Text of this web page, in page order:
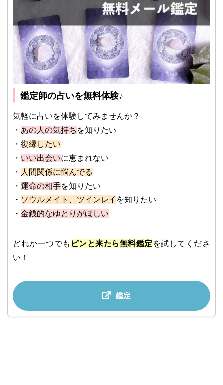
鑑定師の占いを無料体験♪
気軽に占いを体験してみませんか？
・ あの人の気持ち を知りたい
・ 復縁したい
・ いい出会いに恵まれない
・ 人間関係に悩んでる
・ 運命の相手を知りたい
・ ソウルメイト、ツインレイ を知りたい
・ 金銭的なゆとりがほしい
どれか一つでも ピンと来たら無料鑑定 を試してくださ
い！
鑑定